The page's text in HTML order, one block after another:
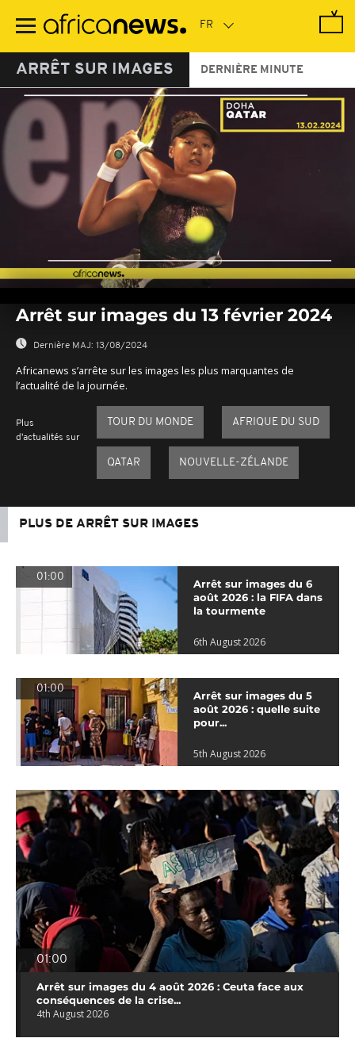
contenu
ARRÊT SUR IMAGES DERNIÈRE MINUTE
seconds
seconds
Arrêt sur images du 13 février 2024
Dernière MAJ: 13/08/2024
Africanews s’arrête sur les images les plus marquantes de
l’actualité de la journée.
Plus
d'actualités sur
TOUR DU MONDE AFRIQUE DU SUD
QATAR NOUVELLE-ZÉLANDE
PLUS DE ARRÊT SUR IMAGES
01:00
Arrêt sur images du 6
août 2026 : la FIFA dans
la tourmente
6th August 2026
01:00
Arrêt sur images du 5
août 2026 : quelle suite
pour...
5th August 2026
01:00
Arrêt sur images du 4 août 2026 : Ceuta face aux
conséquences de la crise...
4th August 2026